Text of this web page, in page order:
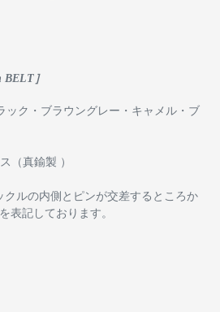
BELT］
ック・ブラウングレー・キャメル・ブ
（真鍮製 ）
ルの内側とピンが交差するところか
表記しております。